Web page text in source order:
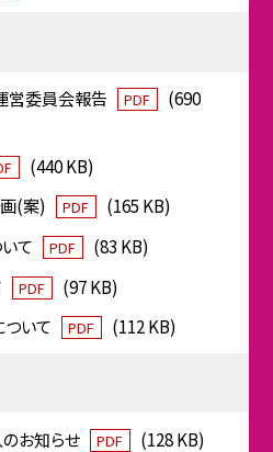
営委員会報告 PDF
(690
(440 KB)
(案)
PDF
(165 KB)
て
PDF
(83 KB)
PDF
(97 KB)
いて
PDF (112 KB)
お知らせ PDF
(128 KB)